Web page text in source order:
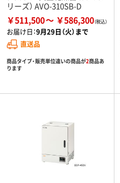
リーズ） AVO-310SB-D
￥511,500 ￥586,300
お届け日：9月29日（火）まで
直送品
商品タイプ・販売単位違いの商品が2商品あ
ります